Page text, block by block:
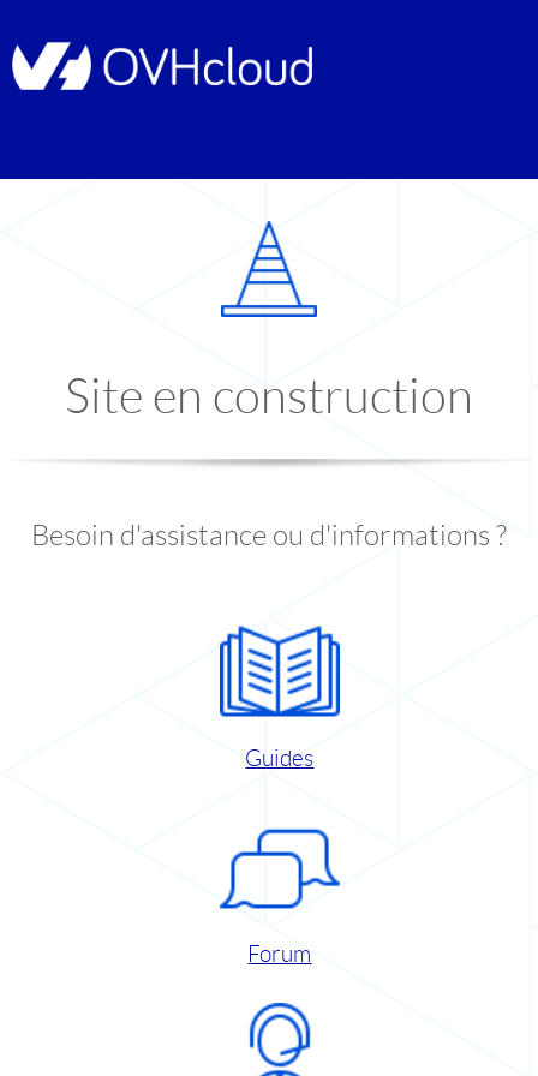
Site en construction
Besoin d'assistance ou d'informations ?
Guides
Forum